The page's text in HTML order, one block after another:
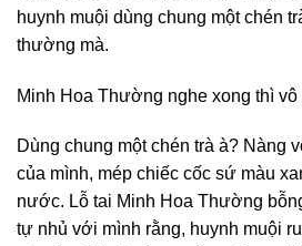
huynh muội dùng chung một chén
thường mà.
Minh Hoa Thường nghe xong thì
Dùng chung một chén trà à? Nàng
của mình, mép chiếc cốc sứ màu
nước. Lỗ tai Minh Hoa Thường
tự nhủ với mình rằng, huynh muội